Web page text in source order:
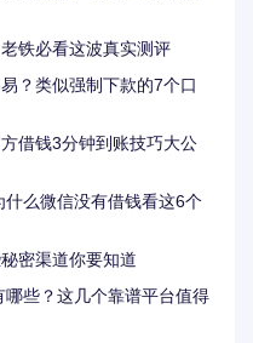
铁必看这波真实测评
？类似强制下款的7个口
借钱3分钟到账技巧大公
么微信没有借钱看这6个
密渠道你要知道
些？这几个靠谱平台值得